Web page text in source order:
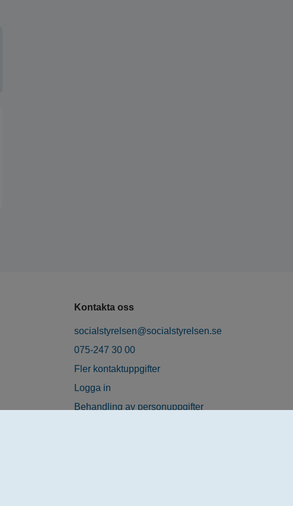
Kontakta oss
socialstyrelsen@socialstyrelsen.se
075-247 30 00
Fler kontaktuppgifter
Logga in
Behandling av personuppgifter